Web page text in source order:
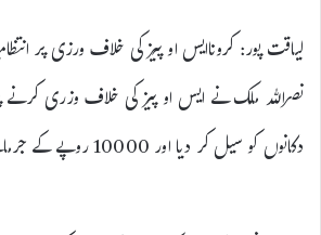
لیاقت پور: کروناایس او پیز کی خلاف ورزی پر
دکانوں کو سیل کر دیا اور 10000 روپے کے جرمانے بھی کیۓ